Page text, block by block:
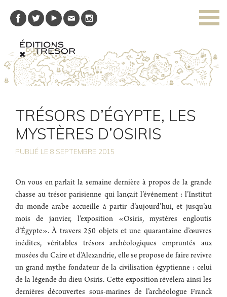
TRÉSORS D’ÉGYPTE, LES
MYSTÈRES D’OSIRIS
PUBLIÉ LE 8 SEPTEMBRE 2015
On vous en parlait la semaine dernière à propos de la grande
chasse au trésor parisienne qui lançait l’événement : l’Institut
du monde arabe accueille à partir d’aujourd’hui, et jusqu’au
mois de janvier, l'exposition «Osiris, mystères engloutis
d’Égypte». À travers 250 objets et une quarantaine d’œuvres
inédites, véritables trésors archéologiques empruntés aux
musées du Caire et d’Alexandrie, elle se propose de faire revivre
un grand mythe fondateur de la civilisation égyptienne : celui
de la légende du dieu Osiris. Cette exposition révélera ainsi les
dernières découvertes sous-marines de l’archéologue Franck